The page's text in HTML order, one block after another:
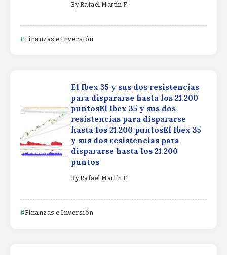
By Rafael Martín F.
Finanzas e Inversión
El Ibex 35 y sus dos resistencias
para dispararse hasta los 21.200
puntosEl Ibex 35 y sus dos
resistencias para dispararse
hasta los 21.200 puntosEl Ibex 35
y sus dos resistencias para
dispararse hasta los 21.200
puntos
By Rafael Martín F.
Finanzas e Inversión